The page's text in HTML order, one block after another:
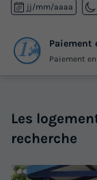
jj/mm/aaaa
Paiement
Paiement
Les
recherche